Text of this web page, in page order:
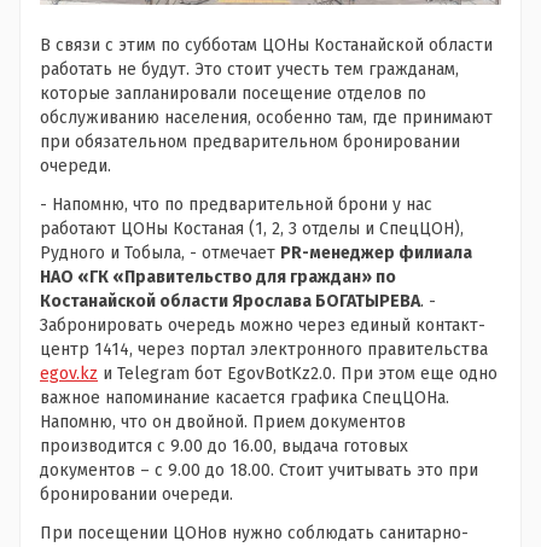
В связи с этим по субботам ЦОНы Костанайской области
работать не будут. Это стоит учесть тем гражданам,
которые запланировали посещение отделов по
обслуживанию населения, особенно там, где принимают
при обязательном предварительном бронировании
очереди.
- Напомню, что по предварительной брони у нас
работают ЦОНы Костаная (1, 2, 3 отделы и СпецЦОН),
Рудного и Тобыла, - отмечает PR-менеджер филиала
НАО «ГК «Правительство для граждан» по
Костанайской области Ярослава БОГАТЫРЕВА. -
Забронировать очередь можно через единый контакт-
центр 1414, через портал электронного правительства
egov.kz и Telegram бот EgovBotKz2.0. При этом еще одно
важное напоминание касается графика СпецЦОНа.
Напомню, что он двойной. Прием документов
производится с 9.00 до 16.00, выдача готовых
документов – с 9.00 до 18.00. Стоит учитывать это при
бронировании очереди.
При посещении ЦОНов нужно соблюдать санитарно-